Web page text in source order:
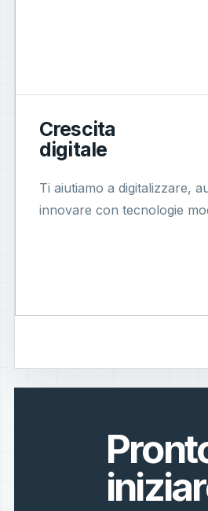
Crescita
digitale
Ti aiutiamo a digitalizzare,
innovare con tecnologie